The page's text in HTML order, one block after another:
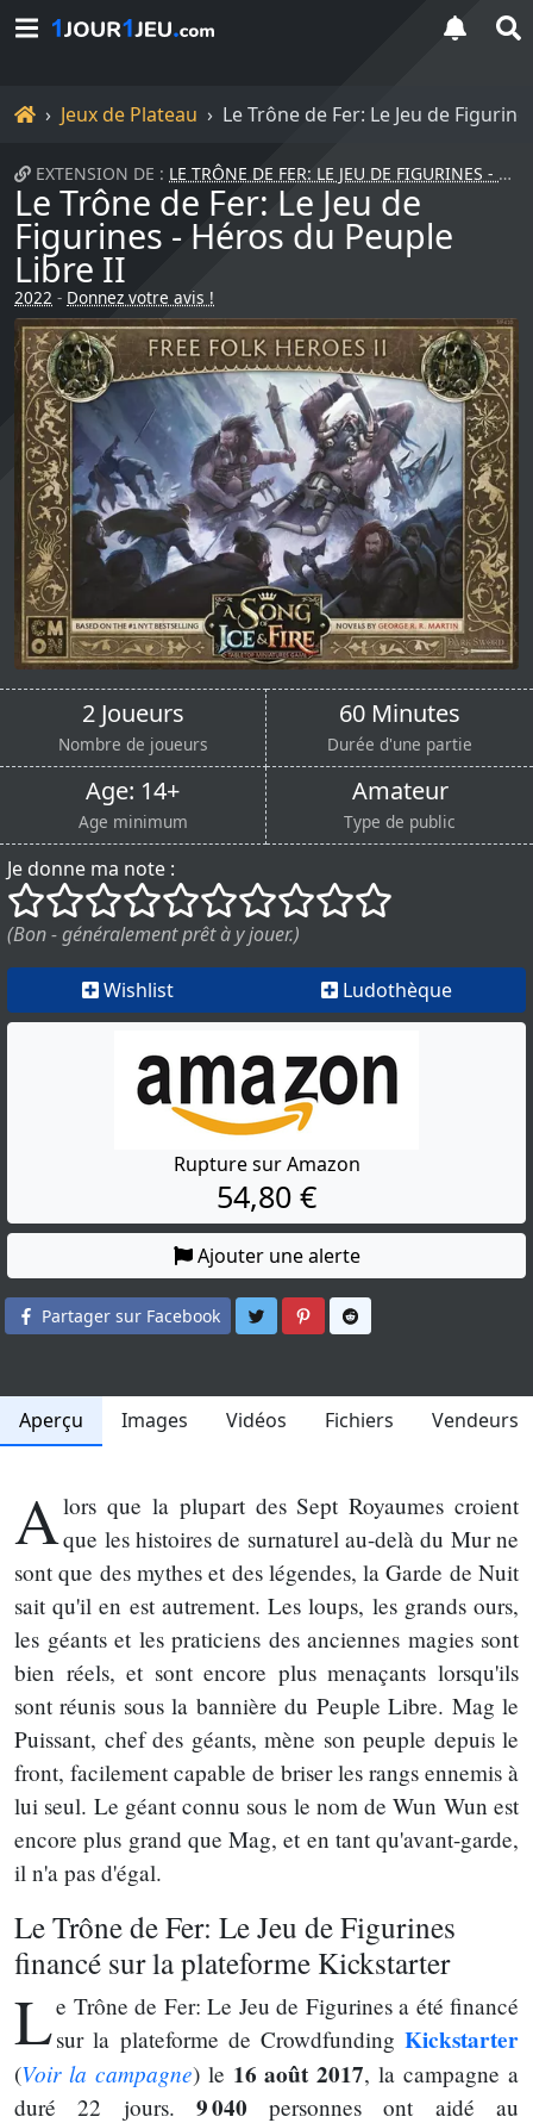
Accueil
Jeux de Plateau Le Trône de Fer: Le Jeu de
EXTENSION DE : LE TRÔNE DE FER: LE JEU DE FIGURINES - LE PEUPLE...
Le Trône de Fer: Le Jeu de
Figurines - Héros du Peuple
Libre II
2022 - Donnez votre avis !
2 Joueurs
Nombre de joueurs
60 Minutes
Durée d'une partie
Age: 14+
Age minimum
Amateur
Type de public
Je donne ma note :
()
() () () () () () () ()
()
(Bon - généralement prêt à y jouer.)
Wishlist Ludothèque
Rupture sur Amazon
54,80 €
Ajouter une alerte
Partager sur Facebook Partager sur Twitter
Partager sur Pinterest
Aperçu Images Vidéos Fichiers Vendeurs
Alors que la plupart des Sept Royaumes croient
que les histoires de surnaturel au-delà du Mur ne
sont que des mythes et des légendes, la Garde de Nuit
sait qu'il en est autrement. Les loups, les grands ours,
les géants et les praticiens des anciennes magies sont
bien réels, et sont encore plus menaçants lorsqu'ils
sont réunis sous la bannière du Peuple Libre. Mag le
Puissant, chef des géants, mène son peuple depuis le
front, facilement capable de briser les rangs ennemis à
lui seul. Le géant connu sous le nom de Wun Wun est
encore plus grand que Mag, et en tant qu'avant-garde,
il n'a pas d'égal.
Le Trône de Fer: Le Jeu de Figurines
financé sur la plateforme Kickstarter
Le Trône de Fer: Le Jeu de Figurines a été financé
sur la plateforme de Crowdfunding Kickstarter
(Voir la campagne) le 16 août 2017, la campagne a
duré 22 jours. 9 040 personnes ont aidé au